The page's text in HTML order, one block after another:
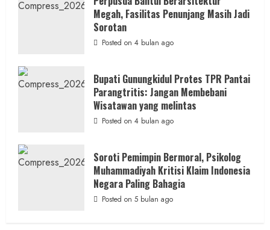
Kontraktor:
Ketum
PWRI
Minta
Megah, Fasilitas Penunjang Masih Jadi
Sorotan
Posted on 4 bulan ago
Bupati Gunungkidul Protes TPR Pantai
Parangtritis: Jangan Membebani
Wisatawan yang melintas
Posted on 4 bulan ago
Soroti Pemimpin Bermoral, Psikolog
Muhammadiyah Kritisi Klaim Indonesia
Negara Paling Bahagia
Posted on 5 bulan ago